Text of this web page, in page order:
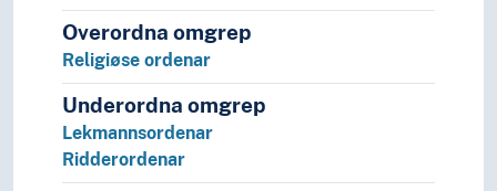
Overordna omgrep
Religiøse ordenar
Underordna omgrep
Lekmannsordenar
Ridderordenar